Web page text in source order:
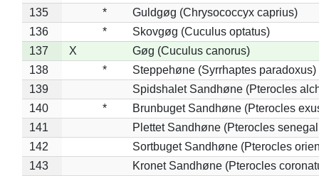
135
*
Guldgøg (Chrysococcyx caprius)
136
*
Skovgøg (Cuculus optatus)
137
X
Gøg (Cuculus canorus)
138
*
Steppehøne (Syrrhaptes paradoxus)
139
Spidshalet Sandhøne (Pterocles
140
*
Brunbuget Sandhøne (Pterocles
141
Plettet Sandhøne (Pterocles
142
Sortbuget Sandhøne (Pterocles
143
Kronet Sandhøne (Pterocles